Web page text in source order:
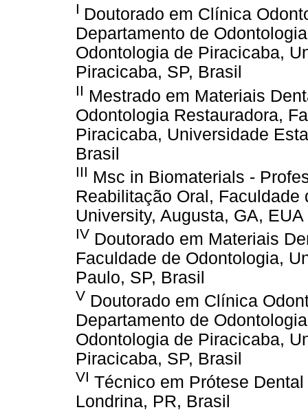
I Doutorado em Clínica
Departamento de
Odontologia de Piracicaba,
Piracicaba, SP, Brasil
II Mestrado em Materiais
Odontologia Restauradora,
Piracicaba, Universidade
Brasil
III Msc in Biomaterials -
Reabilitação Oral,
University, Augusta, GA, EUA
IV Doutorado em Materiais
Faculdade de Odontologia,
Paulo, SP, Brasil
V Doutorado em Clínica
Departamento de
Odontologia de Piracicaba,
Piracicaba, SP, Brasil
VI Técnico em Prótese
Londrina, PR, Brasil